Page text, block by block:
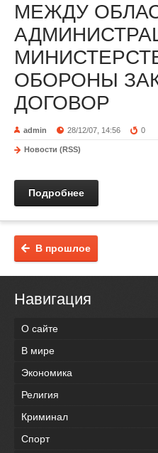
МЕЖДУ
ОБОРОНЫ
ДОГОВОР
admin 28/12/07, 14:56 0
Новости (RSS)
Подробнее
В прошлое
Навигация
О сайте
В мире
Экономика
Религия
Криминал
Спорт